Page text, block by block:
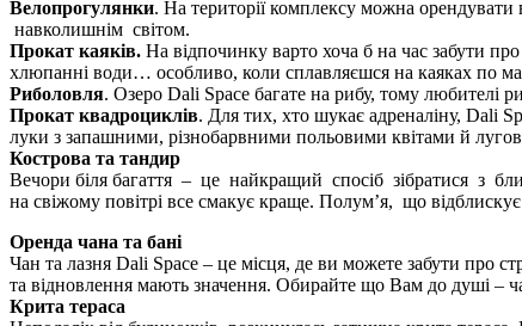
Велопрогулянки. На території комплексу можна
навколишнім світом.
Прокат каяків. На відпочинку варто хоча б на час забути
хлюпанні води… особливо, коли сплавляєшся на каяках по
Риболовля. Озеро Dali Space багате на рибу, тому любителі
Прокат квадроциклів. Для тих, хто шукає адреналіну, Dali
луки з запашними, різнобарвними польовими квітами й
Кострова та тандир
Вечори біля багаття – це найкращий спосіб зібратися з
на свіжому повітрі все смакує краще. Полум’я, що
Оренда чана та бані
Чан та лазня Dali Space – це місця, де ви можете забути про
та відновлення мають значення. Обирайте що Вам до душі –
Крита тераса